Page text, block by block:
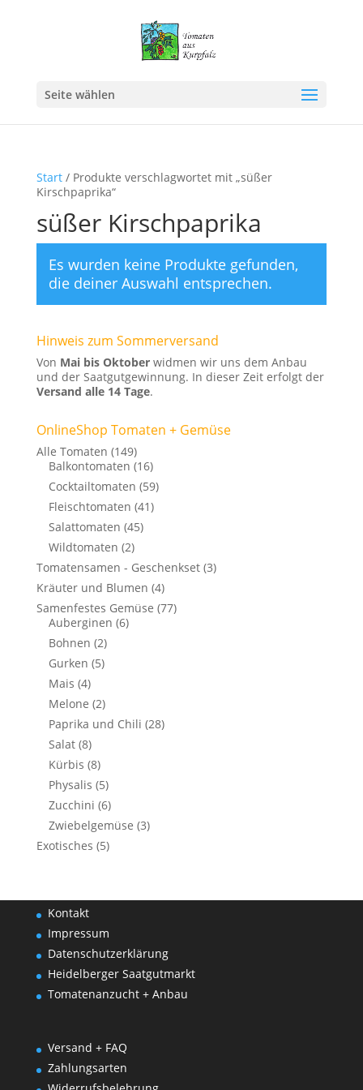
Seite wählen
Start/ Produkte verschlagwortet mit „süßer
Kirschpaprika“
süßer Kirschpaprika
Es wurden keine Produkte gefunden,
die deiner Auswahl entsprechen.
Hinweis zum Sommerversand
Von Mai bis Oktoberwidmen wir uns dem Anbau
und der Saatgutgewinnung. In dieser Zeit erfolgt der
Versand alle 14 Tage.
OnlineShop Tomaten + Gemüse
Alle Tomaten (149)
Balkontomaten (16)
Cocktailtomaten (59)
Fleischtomaten (41)
Salattomaten (45)
Wildtomaten (2)
Tomatensamen - Geschenkset (3)
Kräuter und Blumen (4)
Samenfestes Gemüse (77)
Auberginen (6)
Bohnen (2)
Gurken (5)
Mais (4)
Melone (2)
Paprika und Chili (28)
Salat (8)
Kürbis (8)
Physalis (5)
Zucchini (6)
Zwiebelgemüse (3)
Exotisches (5)
Kontakt
Impressum
Datenschutzerklärung
Heidelberger Saatgutmarkt
Tomatenanzucht + Anbau
Versand + FAQ
Zahlungsarten